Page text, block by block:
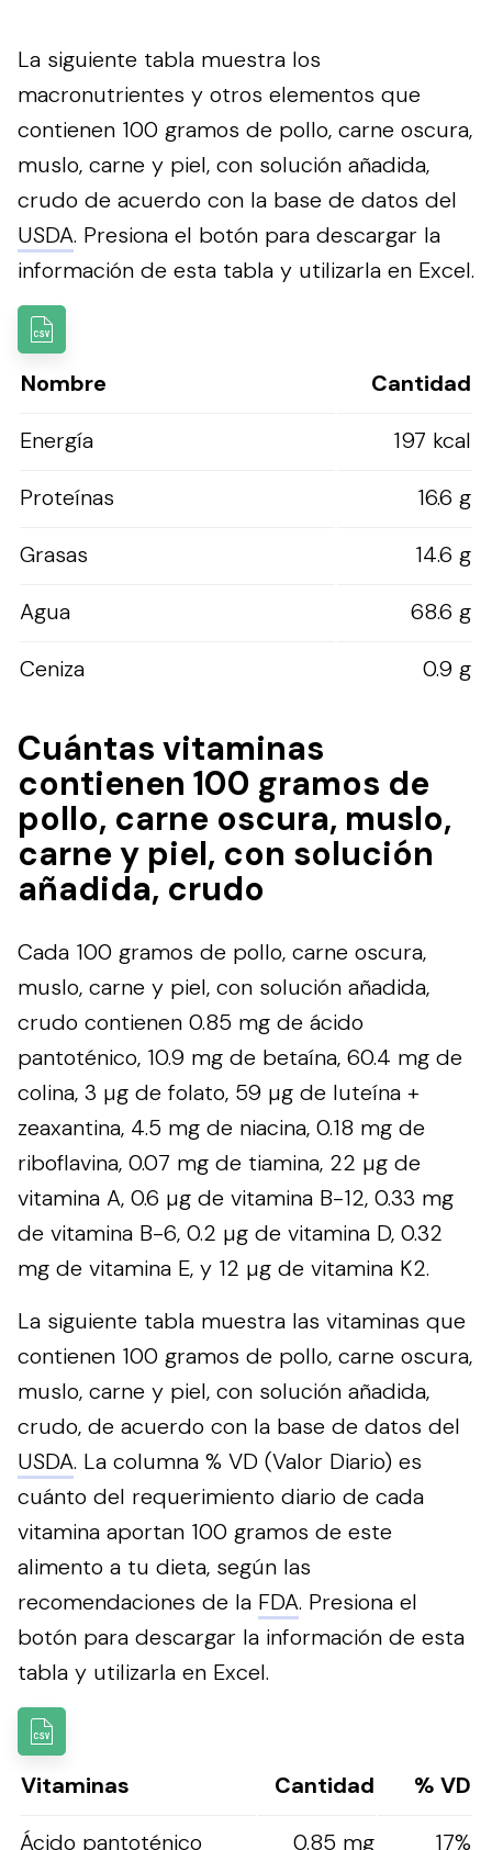
La siguiente tabla muestra los
macronutrientes y otros elementos que
contienen 100 gramos de pollo, carne oscura,
muslo, carne y piel, con solución añadida,
crudo de acuerdo con la base de datos del
USDA. Presiona el botón para descargar la
información de esta tabla y utilizarla en Excel.
Nombre
Cantidad
Energía
197 kcal
Proteínas
16.6 g
Grasas
14.6 g
Agua
68.6 g
Ceniza
0.9 g
Cuántas vitaminas
contienen 100 gramos de
pollo, carne oscura, muslo,
carne y piel, con solución
añadida, crudo
Cada 100 gramos de pollo, carne oscura,
muslo, carne y piel, con solución añadida,
crudo contienen 0.85 mg de ácido
pantoténico, 10.9 mg de betaína, 60.4 mg de
colina, 3 µg de folato, 59 µg de luteína +
zeaxantina, 4.5 mg de niacina, 0.18 mg de
riboflavina, 0.07 mg de tiamina, 22 µg de
vitamina A, 0.6 µg de vitamina B-12, 0.33 mg
de vitamina B-6, 0.2 µg de vitamina D, 0.32
mg de vitamina E, y 12 µg de vitamina K2.
La siguiente tabla muestra las vitaminas que
contienen 100 gramos de pollo, carne oscura,
muslo, carne y piel, con solución añadida,
crudo, de acuerdo con la base de datos del
USDA. La columna % VD (Valor Diario) es
cuánto del requerimiento diario de cada
vitamina aportan 100 gramos de este
alimento a tu dieta, según las
recomendaciones de la FDA. Presiona el
botón para descargar la información de esta
tabla y utilizarla en Excel.
Vitaminas Cantidad
% VD
Ácido pantoténico
0.85 mg 17%